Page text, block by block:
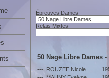
Épreuves Dames
Relais Mixtes
50 Nage Libre Dames
--- ROUZEE Nicole